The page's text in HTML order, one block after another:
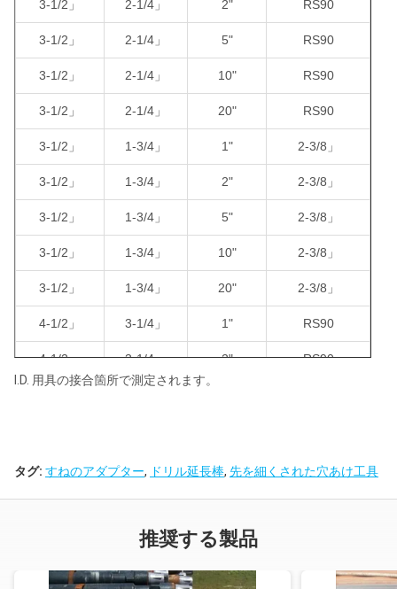
4-1/2」 2-1/8」 2-7/8」
4-1/2」 2-1/8」 2-7/8」
4-1/2」 2-1/8」 10" 2-7/8」
4-1/2」 2-1/8」 20" 2-7/8」
4-1/2」 3" ROUSSY
4-1/2」 3" ROUSSY
4-1/2」 3" ROUSSY
4-1/2」 3" 10" ROUSSY
4-1/2」 3" 20" ROUSSY
3-1/2」 2-1/4」 2" RS90
3-1/2」 2-1/4」 5" RS90
3-1/2」 2-1/4」 10" RS90
3-1/2」 2-1/4」 20" RS90
3-1/2」 1-3/4」 1" 2-3/8」
3-1/2」 1-3/4」 2" 2-3/8」
3-1/2」 1-3/4」 5" 2-3/8」
3-1/2」 1-3/4」 10" 2-3/8」
3-1/2」 1-3/4」 20" 2-3/8」
4-1/2」 3-1/4」 1" RS90
4-1/2」 3-1/4」 2" RS90
4-1/2」 3-1/4」 20" RS90
4-1/2」 2-1/8」 1" 2-7/8」
2-1/8」 2"
4-1/2」 2-1/8」 5" 2-7/8」
I.D. 用具の接合箇所で測定されます。
タグ: すねのアダプター, ドリル延長棒, 先を細くされた穴あけ工具
推奨する製品